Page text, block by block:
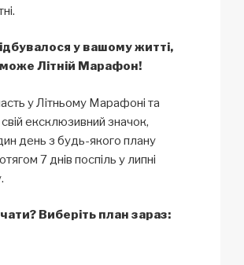
у вашому житті,
Літній Марафон!
у Літньому Марафоні та
ексклюзивний значок,
день з будь-якого плану
7 днів поспіль у липні
Виберіть план зараз: